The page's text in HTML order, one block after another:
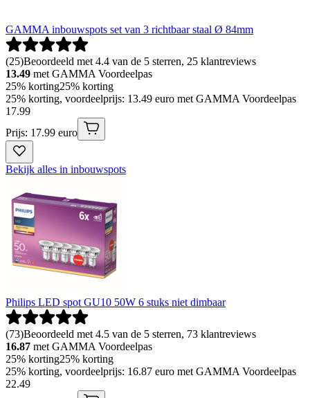
GAMMA inbouwspots set van 3 richtbaar staal Ø 84mm
(25)Beoordeeld met 4.4 van de 5 sterren, 25 klantreviews
13.49 met GAMMA Voordeelpas
25% korting25% korting
25% korting, voordeelprijs: 13.49 euro met GAMMA Voordeelpas
17.99
Prijs: 17.99 euro
Bekijk alles in inbouwspots
Philips LED spot GU10 50W 6 stuks niet dimbaar
(73)Beoordeeld met 4.5 van de 5 sterren, 73 klantreviews
16.87 met GAMMA Voordeelpas
25% korting25% korting
25% korting, voordeelprijs: 16.87 euro met GAMMA Voordeelpas
22.49